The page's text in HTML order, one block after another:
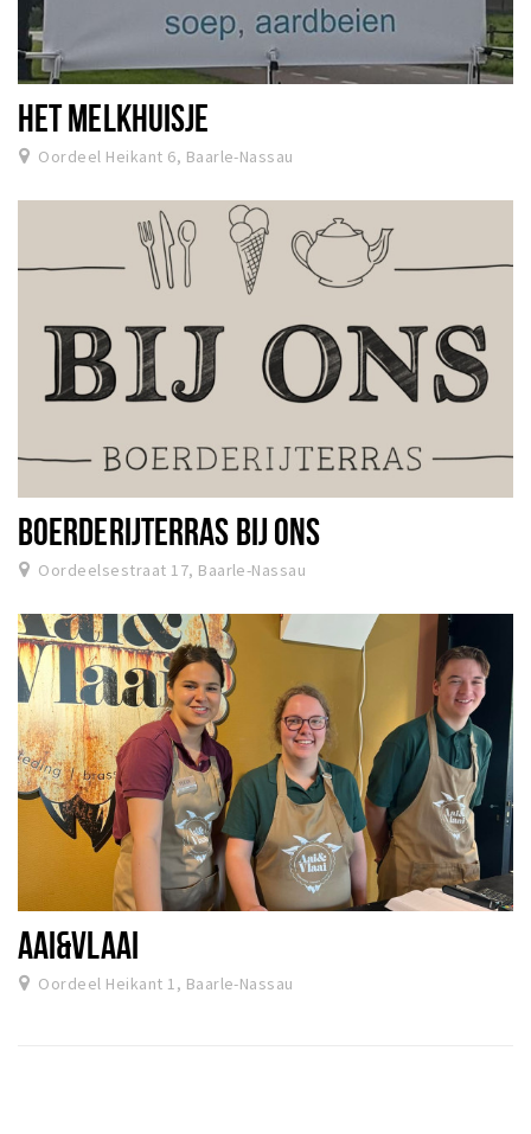
HET MELKHUISJE
Oordeel Heikant 6, Baarle-Nassau
BOERDERIJTERRAS BIJ ONS
Oordeelsestraat 17, Baarle-Nassau
AAI&VLAAI
Oordeel Heikant 1, Baarle-Nassau